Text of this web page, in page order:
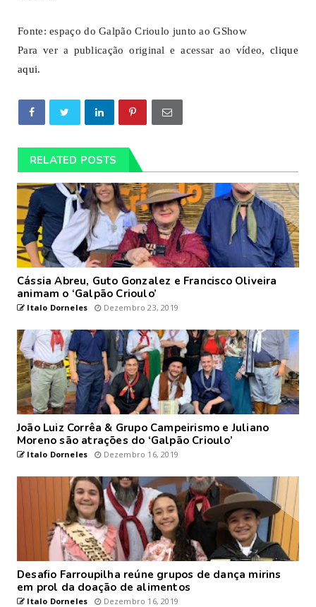
Fonte: espaço do Galpão Crioulo junto ao GShow
Para ver a publicação original e acessar ao vídeo,clique
aqui.
RELATED POSTS
Cássia Abreu, Guto Gonzalez e Francisco Oliveira
animam o ‘Galpão Crioulo’
Italo Dorneles Dezembro 23, 2019
João Luiz Corrêa & Grupo Campeirismo e Juliano
Moreno são atrações do ‘Galpão Crioulo’
Italo Dorneles Dezembro 16, 2019
Desafio Farroupilha reúne grupos de dança mirins
em prol da doação de alimentos
Italo Dorneles Dezembro 16, 2019